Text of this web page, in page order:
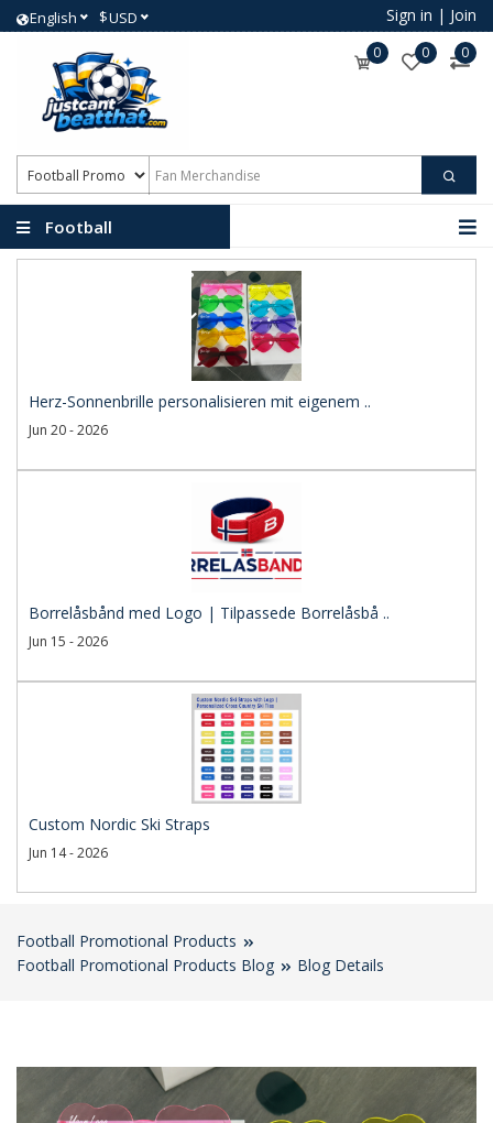
English $USD Sign in | Join
0 0 0
Football
Promotional Products
Herz-Sonnenbrille personalisieren mit eigenem ..
Jun 20 - 2026
Borrelåsbånd med Logo | Tilpassede Borrelåsbå ..
Jun 15 - 2026
Custom Nordic Ski Straps
Jun 14 - 2026
Football Promotional Products
Football Promotional Products Blog
Blog Details